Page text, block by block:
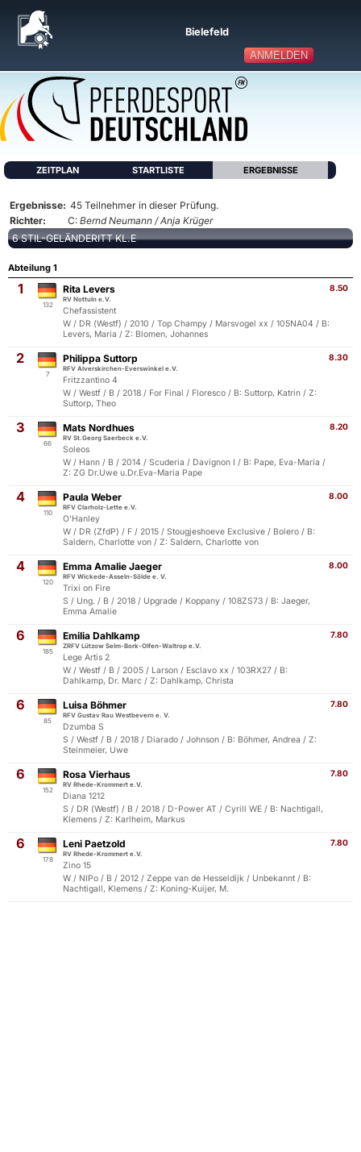
ANMELDEN
Bielefeld
ZEITPLAN STARTLISTE ERGEBNISSE
Ergebnisse: 45 Teilnehmer in dieser Prüfung.
Richter:
C: Bernd Neumann / Anja Krüger
6 STIL-GELÄNDERITT KL.E
Abteilung 1
1
132
8.50
Rita Levers
RV Nottuln e.V.
Chefassistent
W / DR (Westf) / 2010 / Top Champy / Marsvogel xx / 105NA04 / B:
Levers, Maria / Z: Blomen, Johannes
2
7
8.30
Philippa Suttorp
RFV Alverskirchen-Everswinkel e.V.
Fritzzantino 4
W / Westf / B / 2018 / For Final / Floresco / B: Suttorp, Katrin / Z:
Suttorp, Theo
3
66
8.20
Mats Nordhues
RV St.Georg Saerbeck e.V.
Soleos
W / Hann / B / 2014 / Scuderia / Davignon I / B: Pape, Eva-Maria /
Z: ZG Dr.Uwe u.Dr.Eva-Maria Pape
4
110
8.00
Paula Weber
RFV Clarholz-Lette e.V.
O'Hanley
W / DR (ZfdP) / F / 2015 / Stougjeshoeve Exclusive / Bolero / B:
Saldern, Charlotte von / Z: Saldern, Charlotte von
4
120
8.00
Emma Amalie Jaeger
RFV Wickede-Asseln-Sölde e. V.
Trixi on Fire
S / Ung. / B / 2018 / Upgrade / Koppany / 108ZS73 / B: Jaeger,
Emma Amalie
6
185
7.80
Emilia Dahlkamp
ZRFV Lützow Selm-Bork-Olfen-Waltrop e.V.
Lege Artis 2
W / Westf / B / 2005 / Larson / Esclavo xx / 103RX27 / B:
Dahlkamp, Dr. Marc / Z: Dahlkamp, Christa
6
85
7.80
Luisa Böhmer
RFV Gustav Rau Westbevern e. V.
Dzumba S
S / Westf / B / 2018 / Diarado / Johnson / B: Böhmer, Andrea / Z:
Steinmeier, Uwe
6
152
7.80
Rosa Vierhaus
RV Rhede-Krommert e.V.
Diana 1212
S / DR (Westf) / B / 2018 / D-Power AT / Cyrill WE / B: Nachtigall,
Klemens / Z: Karlheim, Markus
6
178
7.80
Leni Paetzold
RV Rhede-Krommert e.V.
Zino 15
W / NIPo / B / 2012 / Zeppe van de Hesseldijk / Unbekannt / B:
Nachtigall, Klemens / Z: Koning-Kuijer, M.